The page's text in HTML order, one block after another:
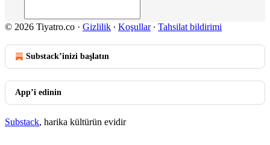
© 2026 Tiyatro.co · Gizlilik ∙ Koşullar∙ Tahsilat bildirimi
Substack’inizi başlatın
App’i edinin
Substack, harika kültürün evidir